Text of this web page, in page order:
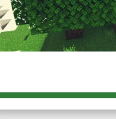
Кроме того, цвет травы и
дополнительные